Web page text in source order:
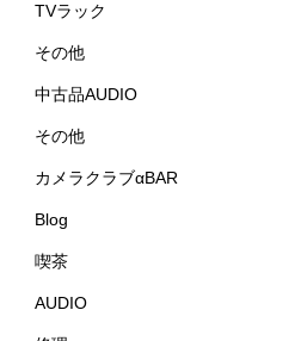
TVラック
その他
中古品AUDIO
その他
カメラクラブαBAR
Blog
喫茶
AUDIO